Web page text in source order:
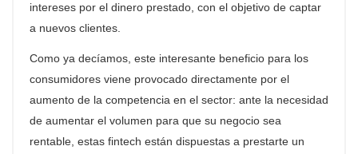
intereses por el dinero prestado, con el objetivo de captar
a nuevos clientes.
Como ya decíamos, este interesante beneficio para los
consumidores viene provocado directamente por el
aumento de la competencia en el sector: ante la necesidad
de aumentar el volumen para que su negocio sea
rentable, estas fintech están dispuestas a prestarte un